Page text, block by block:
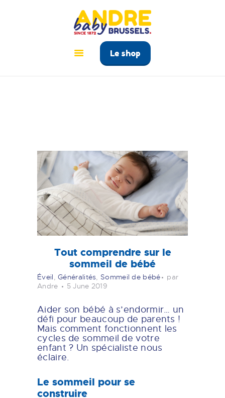
Le shop
ANDRÉ BABY BRUSSELS
Le tout pour bébé à Bruxelles
ACCUEIL
Tout comprendre sur le
sommeil de bébé
Éveil,Généralités,Sommeil de bébé
par
Andre
5 June 2019
Aider son bébé à s’endormir… un
défi pour beaucoup de parents !
Mais comment fonctionnent les
cycles de sommeil de votre
enfant ? Un spécialiste nous
éclaire.
Le sommeil pour se
construire